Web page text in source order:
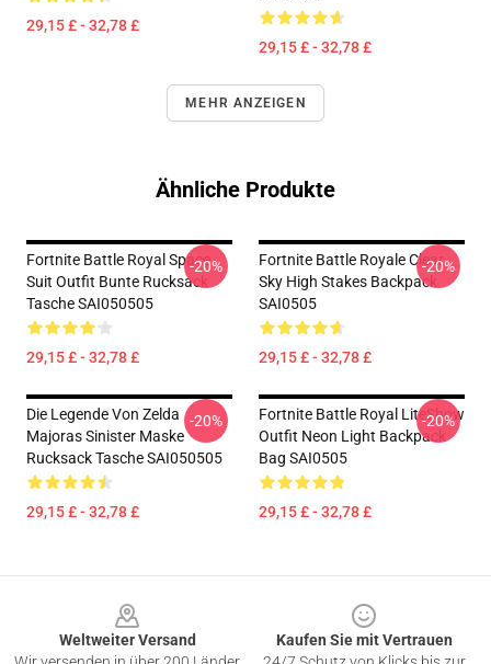
29,15 £ - 32,78 £
29,15 £ - 32,78 £
MEHR ANZEIGEN
Ähnliche Produkte
Fortnite Battle Royal Space
Suit Outfit Bunte Rucksack
Tasche SAI050505
29,15 £ - 32,78 £
-20%
Fortnite Battle Royale Clear
Sky High Stakes Backpack
SAI0505
29,15 £ - 32,78 £
-20%
Die Legende Von Zelda
Majoras Sinister Maske
Rucksack Tasche SAI050505
29,15 £ - 32,78 £
-20%
Fortnite Battle Royal LiteShow
Outfit Neon Light Backpack
Bag SAI0505
29,15 £ - 32,78 £
-20%
Weltweiter Versand
Kaufen Sie mit Vertrauen